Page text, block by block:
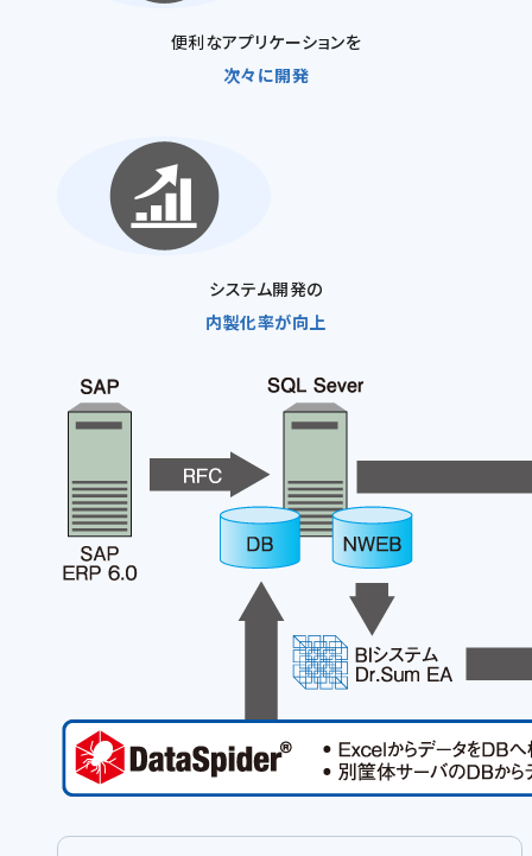
便利なアプリケーションを
次々に開発
システム開発の
内製化率が向上